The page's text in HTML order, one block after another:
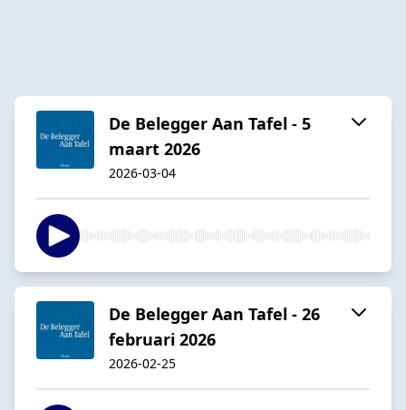
De Belegger Aan Tafel - 5
maart 2026
2026-03-04
De Belegger Aan Tafel - 26
februari 2026
2026-02-25